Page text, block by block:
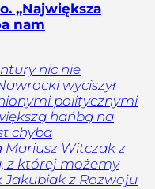
„Największa
nam
nic nie
wyciszył
politycznymi
hańbą na
chyba
Mariusz Witczak z
z której możemy
z Rozwoju